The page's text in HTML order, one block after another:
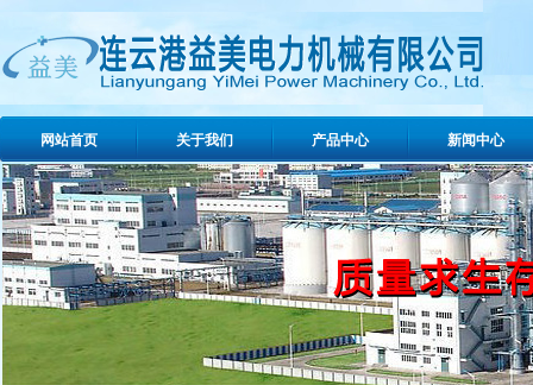
网站首页 关于我们 产品中心 新闻中心